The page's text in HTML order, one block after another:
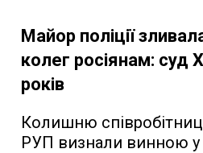
Майор поліції
колег росіянам: суд
років
Колишню
РУП визнали винною у